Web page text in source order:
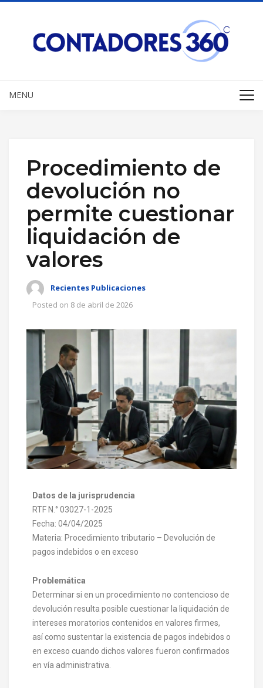
MENU
Procedimiento de
devolución no
permite cuestionar
liquidación de
valores
Recientes Publicaciones
Posted on 8 de abril de 2026
Datos de la jurisprudencia
RTF N.° 03027-1-2025
Fecha: 04/04/2025
Materia: Procedimiento tributario – Devolución de
pagos indebidos o en exceso
Problemática
Determinar si en un procedimiento no contencioso de
devolución resulta posible cuestionar la liquidación de
intereses moratorios contenidos en valores firmes,
así como sustentar la existencia de pagos indebidos o
en exceso cuando dichos valores fueron confirmados
en vía administrativa.